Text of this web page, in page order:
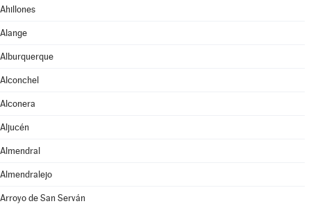
Ahillones
Alange
Alburquerque
Alconchel
Alconera
Aljucén
Almendral
Almendralejo
Arroyo de San Serván